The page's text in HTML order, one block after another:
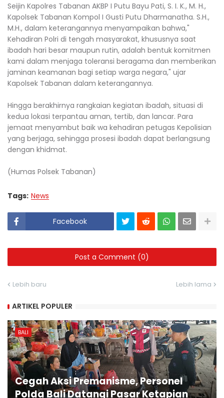
Seijin Kapolres Tabanan AKBP I Putu Bayu Pati, S. I. K., M. H.,
Kapolsek Tabanan Kompol I Gusti Putu Dharmanatha. S.H.,
M.H., dalam keterangannya menyampaikan bahwa,"
​Kehadiran Polri di tengah masyarakat, khususnya saat
ibadah hari besar maupun rutin, adalah bentuk komitmen
kami dalam menjaga toleransi beragama dan memberikan
jaminan keamanan bagi setiap warga negara," ujar
Kapolsek Tabanan dalam keterangannya.
​Hingga berakhirnya rangkaian kegiatan ibadah, situasi di
kedua lokasi terpantau aman, tertib, dan lancar. Para
jemaat menyambut baik wa kehadiran petugas Kepolisian
yang berjaga, sehingga prosesi ibadah dapat berlangsung
dengan khidmat.
(Humas Polsek Tabanan)
Tags: News
Facebook
Post a Comment (0)
Lebih baru Lebih lama
ARTIKEL POPULER
BALI
Cegah Aksi Premanisme, Personel
Polda Bali Datangi Pasar Ketapian